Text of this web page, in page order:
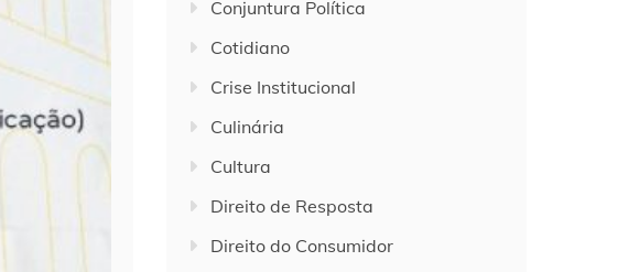
Conjuntura Política
Cotidiano
Crise Institucional
Culinária
Cultura
Direito de Resposta
Direito do Consumidor